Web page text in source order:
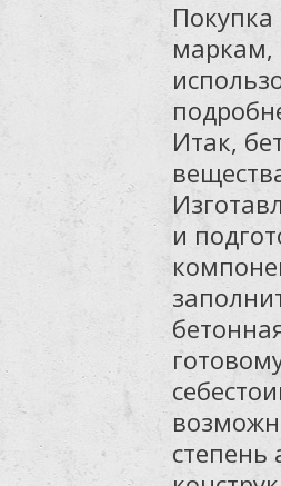
Покупка
маркам,
Итак,
и
степень